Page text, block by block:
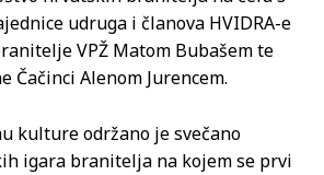
udruga i članova HVIDRA-e
VPŽ Matom Bubašem te
Čačinci Alenom Jurencem.
kulture održano je svečano
igara branitelja na kojem se prvi